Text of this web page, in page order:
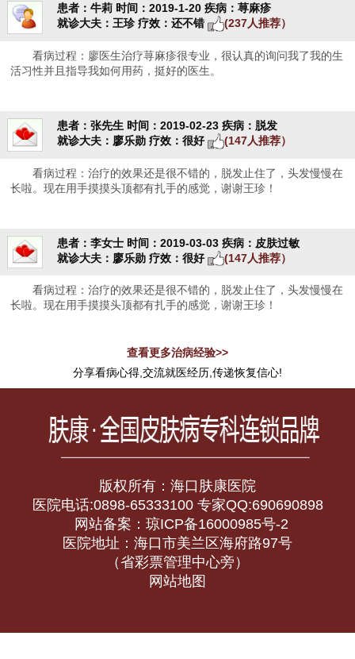
患者：牛莉 时间：2019-1-20 疾病：荨麻疹
就诊大夫：王珍 疗效：还不错 (237人推荐）
看病过程：廖医生治疗荨麻疹很专业，很认真的询问我了我的生
活习性并且指导我如何用药，挺好的医生。
患者：张先生 时间：2019-02-23 疾病：脱发
就诊大夫：廖乐勋 疗效：很好 (147人推荐）
看病过程：治疗的效果还是很不错的，脱发止住了，头发慢慢在
长啦。现在用手摸摸头顶都有扎手的感觉，谢谢王珍！
患者：李女士 时间：2019-03-03 疾病：皮肤过敏
就诊大夫：廖乐勋 疗效：很好 (147人推荐）
看病过程：治疗的效果还是很不错的，脱发止住了，头发慢慢在
长啦。现在用手摸摸头顶都有扎手的感觉，谢谢王珍！
查看更多治病经验>>
分享看病心得,交流就医经历,传递恢复信心!
版权所有：海口肤康医院
医院电话:0898-65333100 专家QQ:690690898
网站备案：琼ICP备16000985号-2
医院地址：海口市美兰区海府路97号
（省彩票管理中心旁）
网站地图